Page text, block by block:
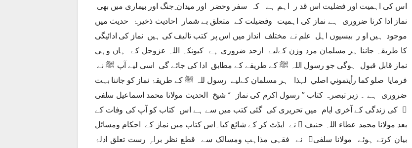
اس کی اہمیت اور فضلیت اس قد ر اہم ہے کہ سفر وحضر اور میدان ِجنگ اور بیماری میں بھی
نماز ادا کرنا ضروری ہے نماز کی اہمیت وفضیلت کے متعلق بے شمار احادیث ذخیرۂ حدیث میں
موجود ہیں او ر بیسیوں اہل علم نے مختلف انداز میں اس پر کتب تالیف کی ہیں نماز کی ادائیگی
کا طریقہ جاننا ہر مسلمان مرد وزن کےلیے ازحد ضروری ہے کیونکہ اللہ عزوجل کے ہاں وہی
نماز قابل قبول ہوگی جو رسول اللہ ﷺ کے طریقے کے مطابق ادا کی جائے گی اسی لیے آپ ﷺ نے
فرمایا صلو كما رأيتموني اصلي لہذا ہر مسلمان کےلیے رسول للہ ﷺ کے طریقۂ نماز کو جاننا بہت
ضروری ہے ۔ زیر تبصرہ کتاب ’’ رسول اکرم کی نماز ‘‘ شیخ الحدیث مولانا محمد اسماعیل سلفی
﷫ کی زندگی کے آخری ایام میں تحریری کی گئی کتب میں سے ہے اس کتاب کو آپ کی وفات کے
بعد مولانا محمد عطاء اللہ حنیف ﷫ نے ایڈٹ کر کے شائع کیا۔اس کتاب میں نماز کے احکام ومسائل
بیان کرتے ہوئے مولانا سلفی نے فقہی مذاہب ومسالک سے قطع نظر براہِ رست تعلق ادلۂ